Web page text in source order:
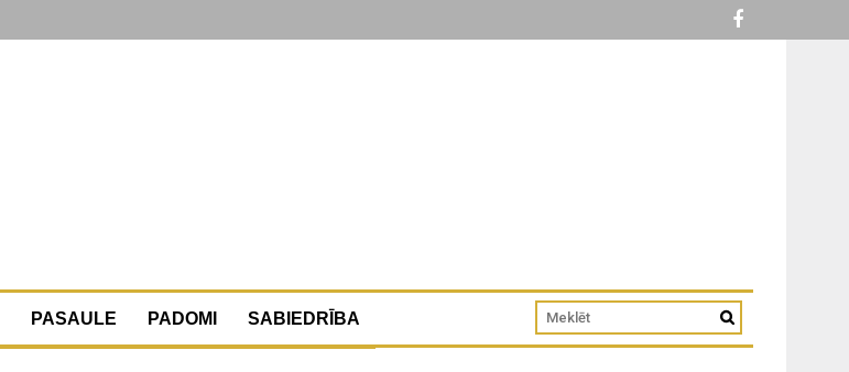
PASAULE PADOMI SABIEDRĪBA